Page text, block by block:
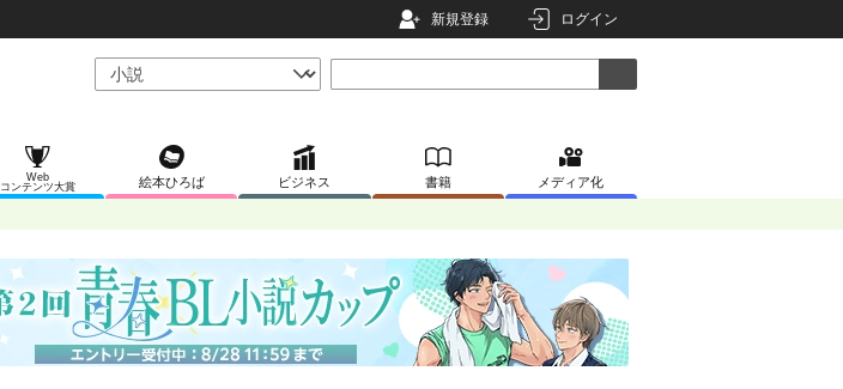
新規登録 ログイン
Web
コンテンツ大賞
絵本ひろば ビジネス 書籍 メディア化